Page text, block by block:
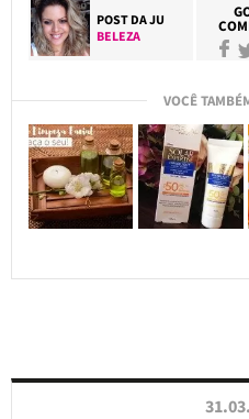
POST DAJU
BELEZA
VOCÊ